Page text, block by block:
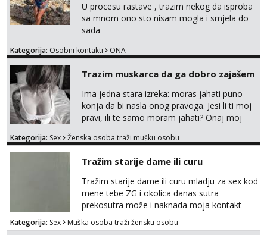
U procesu rastave , trazim nekog da isproba
sa mnom ono sto nisam mogla i smjela do
sada
Kategorija: Osobni kontakti ONA
Trazim muskarca da ga dobro zajašem
Ima jedna stara izreka: moras jahati puno
konja da bi nasla onog pravoga. Jesi li ti moj
pravi, ili te samo moram jahati? Onaj moj
na sexdater link i javi mi se tamo....
Kategorija: Sex Ženska osoba traži mušku osobu
Tražim starije dame ili curu
Tražim starije dame ili curu mladju za sex kod
mene tebe ZG i okolica danas sutra
prekosutra može i naknada moja kontakt
WhatsApp SMS poziv prednosti imaju starije
091 2504 794
Kategorija: Sex Muška osoba traži žensku osobu